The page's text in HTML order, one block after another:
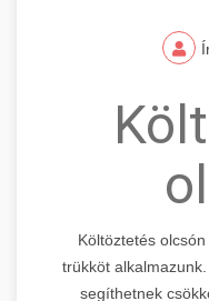
Költöztetés
trükköt
segíthetnek